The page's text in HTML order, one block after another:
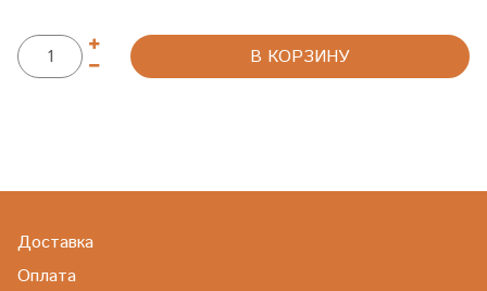
В КОРЗИНУ
Доставка
Оплата